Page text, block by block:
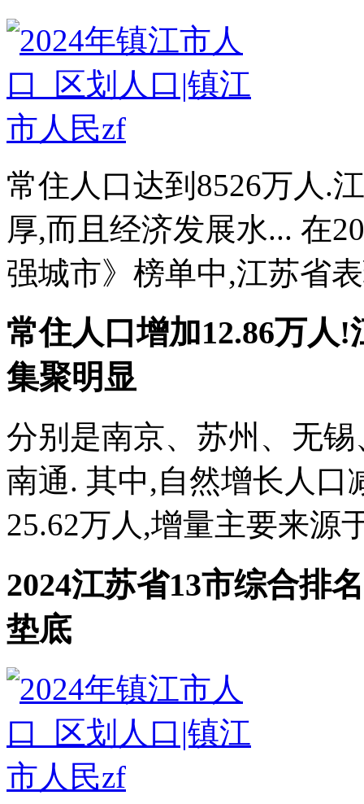
常住人口达到8526万人.
厚,而且经济发展水... 在
强城市》榜单中,江苏省
常住人口增加12.86万人
集聚明显
分别是南京、苏州、无
南通. 其中,自然增长人口
25.62万人,增量主要来源
2024江苏省13市综合排
垫底